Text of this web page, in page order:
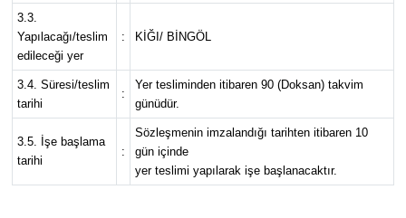
3.3.
Yapılacağı/teslim
edileceği yer
: KİĞI/ BİNGÖL
3.4. Süresi/teslim
tarihi
:
Yer tesliminden itibaren 90 (Doksan) takvim
günüdür.
3.5. İşe başlama
tarihi
:
Sözleşmenin imzalandığı tarihten itibaren 10
gün içinde
yer teslimi yapılarak işe başlanacaktır.